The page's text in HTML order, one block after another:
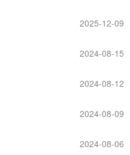
2025-12-09
2024-08-15
2024-08-12
2024-08-09
2024-08-06